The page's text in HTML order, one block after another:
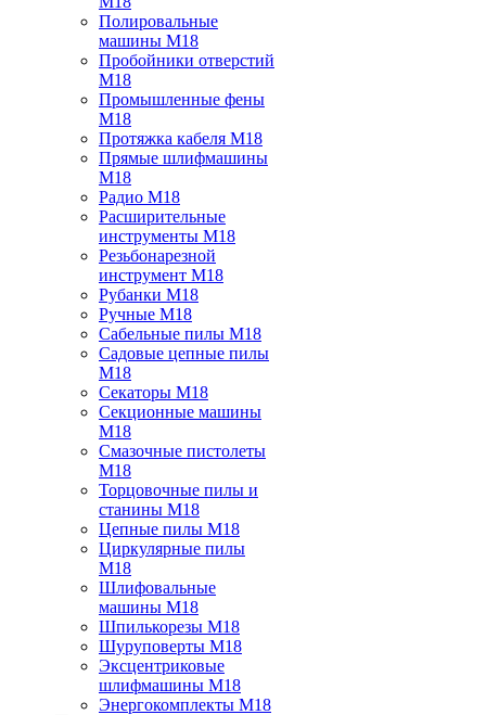
Полировальные
машины M18
Пробойники отверстий
M18
Промышленные фены
M18
Протяжка кабеля M18
Прямые шлифмашины
M18
Радио M18
Расширительные
инструменты M18
Резьбонарезной
инструмент M18
Рубанки M18
Ручные M18
Сабельные пилы M18
Садовые цепные пилы
M18
Секаторы M18
Секционные машины
M18
Смазочные пистолеты
M18
Торцовочные пилы и
станины M18
Цепные пилы M18
Циркулярные пилы
M18
Шлифовальные
машины M18
Шпилькорезы M18
Шуруповерты M18
Эксцентриковые
шлифмашины M18
Энергокомплекты M18